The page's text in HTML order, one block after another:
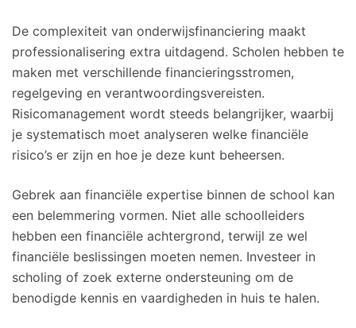
De complexiteit van onderwijsfinanciering maakt
professionalisering extra uitdagend. Scholen hebben te
maken met verschillende financieringsstromen,
regelgeving en verantwoordingsvereisten.
Risicomanagement wordt steeds belangrijker, waarbij
je systematisch moet analyseren welke financiële
risico’s er zijn en hoe je deze kunt beheersen.
Gebrek aan financiële expertise binnen de school kan
een belemmering vormen. Niet alle schoolleiders
hebben een financiële achtergrond, terwijl ze wel
financiële beslissingen moeten nemen. Investeer in
scholing of zoek externe ondersteuning om de
benodigde kennis en vaardigheden in huis te halen.